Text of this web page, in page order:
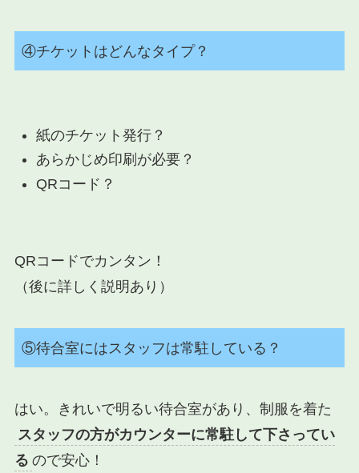
④チケットはどんなタイプ？
紙のチケット発行？
あらかじめ印刷が必要？
QRコード？
QRコードでカンタン！
（後に詳しく説明あり）
⑤待合室にはスタッフは常駐している？
はい。きれいで明るい待合室があり、制服を着た
スタッフの方がカウンターに常駐して下さってい
る ので安心！